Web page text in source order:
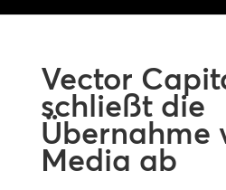
Vector
schließt die
Übernahme
Media ab